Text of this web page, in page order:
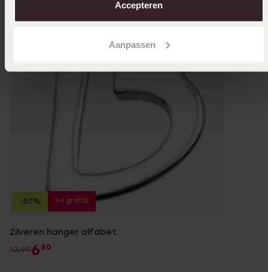
Accepteren
Aanpassen
Zilveren hanger alfabet
12.996 50
-50% 1+1 gratis